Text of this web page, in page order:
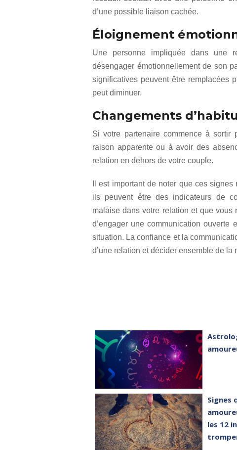
d’une possible liaison cachée.
Éloignement
Une personne impliquée dans une
désengager émotionnellement de son
significatives peuvent être remplacées
peut diminuer.
Changements
Si votre partenaire commence à sortir
raison apparente ou à avoir des
relation en dehors de votre couple.
Il est important de noter que ces
ils peuvent être des indicateurs de
malaise dans votre relation et que vous
d’engager une communication
situation. La confiance et la
d’une relation et décider ensemble de la
Signes
les 12